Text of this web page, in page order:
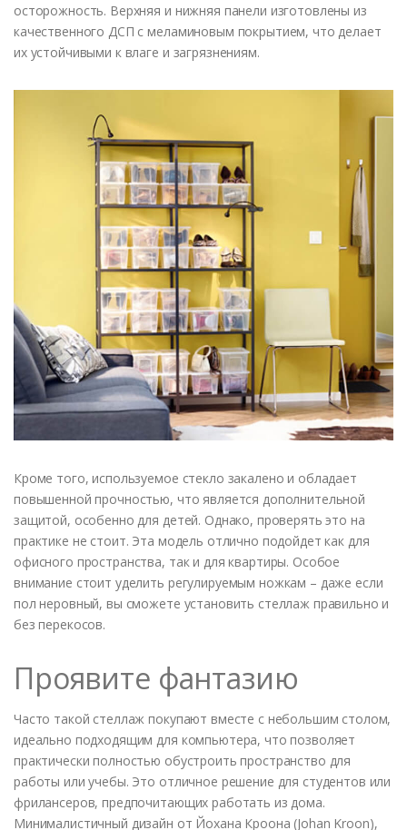
осторожность. Верхняя и нижняя панели изготовлены из
качественного ДСП с меламиновым покрытием, что делает
их устойчивыми к влаге и загрязнениям.
Кроме того, используемое стекло закалено и обладает
повышенной прочностью, что является дополнительной
защитой, особенно для детей. Однако, проверять это на
практике не стоит. Эта модель отлично подойдет как для
офисного пространства, так и для квартиры. Особое
внимание стоит уделить регулируемым ножкам – даже если
пол неровный, вы сможете установить стеллаж правильно и
без перекосов.
Проявите фантазию
Часто такой стеллаж покупают вместе с небольшим столом,
идеально подходящим для компьютера, что позволяет
практически полностью обустроить пространство для
работы или учебы. Это отличное решение для студентов или
фрилансеров, предпочитающих работать из дома.
Минималистичный дизайн от Йохана Кроона (Johan Kroon),